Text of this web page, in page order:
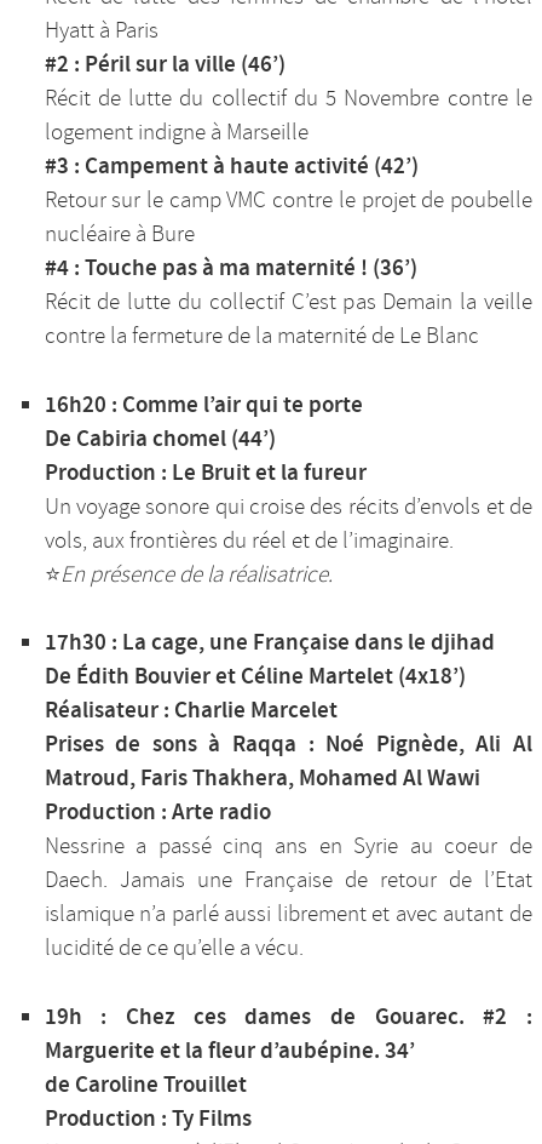
Hyatt à Paris
#2 : Péril sur la ville (46’)
Récit de lutte du collectif du 5 Novembre contre le
logement indigne à Marseille
#3 : Campement à haute activité (42’)
Retour sur le camp VMC contre le projet de poubelle
nucléaire à Bure
#4 : Touche pas à ma maternité ! (36’)
Récit de lutte du collectif C’est pas Demain la veille
contre la fermeture de la maternité de Le Blanc
16h20 : Comme l’air qui te porte
De Cabiria chomel (44’)
Production : Le Bruit et la fureur
Un voyage sonore qui croise des récits d’envols et de
vols, aux frontières du réel et de l’imaginaire.
⭐️En présence de la réalisatrice.
17h30 : La cage, une Française dans le djihad
De Édith Bouvier et Céline Martelet (4x18’)
Réalisateur : Charlie Marcelet
Prises de sons à Raqqa : Noé Pignède, Ali Al
Matroud, Faris Thakhera, Mohamed Al Wawi
Production : Arte radio
Nessrine a passé cinq ans en Syrie au coeur de
Daech. Jamais une Française de retour de l’Etat
islamique n’a parlé aussi librement et avec autant de
lucidité de ce qu’elle a vécu.
19h : Chez ces dames de Gouarec. #2 :
Marguerite et la fleur d’aubépine. 34’
de Caroline Trouillet
Production : Ty Films